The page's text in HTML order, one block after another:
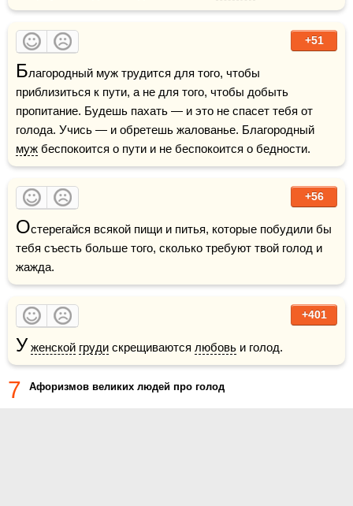
+51
Благородный муж трудится для того, чтобы
приблизиться к пути, а не для того, чтобы добыть
пропитание. Будешь пахать — и это не спасет тебя от
муж беспокоится о пути и не беспокоится о бедности.
+56
Остерегайся всякой пищи и питья, которые побудили бы
тебя съесть больше того, сколько требуют твой голод и
жажда.
+401
У женской груди скрещиваются любовь и голод.
7 Афоризмов великих людей про голод